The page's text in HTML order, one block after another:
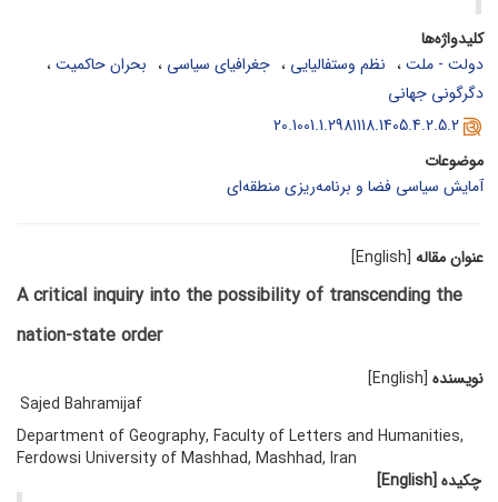
کلیدواژه‌ها
دولت - ملت
نظم وستفالیایی جغرافیای سیاسی
بحران حاکمیت
دگرگونی جهانی
20.1001.1.2981118.1405.4.2.5.2
موضوعات
آمایش سیاسی فضا و برنامه‌ریزی منطقه‌ای
عنوان مقاله [English]
A critical inquiry into the possibility of transcending the
nation-state order
نویسنده [English]
Sajed Bahramijaf
Department of Geography, Faculty of Letters and Humanities,
Ferdowsi University of Mashhad, Mashhad, Iran
چکیده [English]